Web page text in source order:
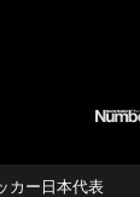
カー日本代表